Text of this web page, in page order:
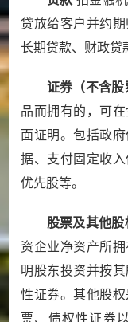
贷放给客户并约
长期贷款、财政贷
证券（不含股
品而拥有的，可
面证明。包括政
据、支付固定收
优先股等。
股票及其他股
资企业净资产所
明股东投资并按
性证券。其他股
票、债权性证券